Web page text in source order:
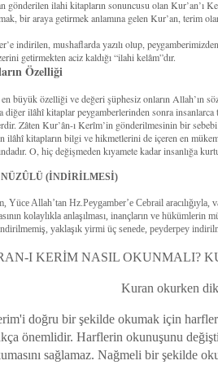
gönderilen ilahi kitapların sonuncusu olan Kur’an’ı
bir araya getirmek anlamına gelen Kur’an, terim
indirilen, mushaflarda yazılı olup,
getirmekten aciz kaldığı “ilahi kelâm”dır.
Özelliği
büyük özelliği ve değeri şüphesiz onların Allah’ın
diğer ilâhî kitaplar peygamberlerinden sonra insanlarca
Zâten Kur’ân-ı Kerîm’in gönderilmesinin bir
ilâhî kitapların bilgi ve hikmetlerini de içeren en
O, hiç değişmeden kıyamete kadar insanlığa
NÜZÛLÜ (İNDİRİLMESİ)
Yüce Allah’tan Hz.Peygamber’e Cebrail
kolaylıkla anlaşılması, inançların ve
yaklaşık yirmi üç senede, peyderpey
I KERİM NASIL OKUNMALI?
Kuran okurken
doğru bir şekilde okumak için
önemlidir. Harflerin okunuşunu
sağlamaz. Nağmeli bir şekilde